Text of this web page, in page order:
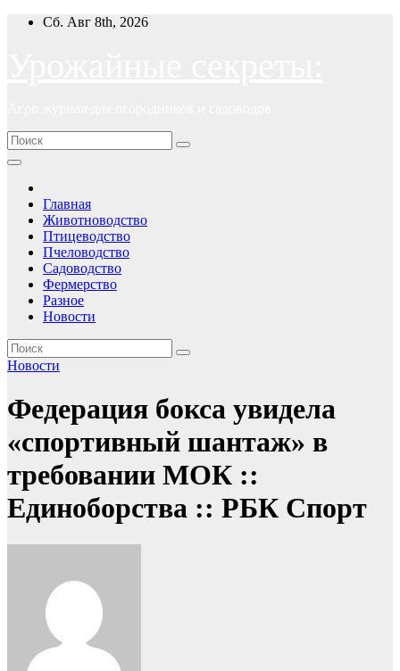
ПерейтиСб. Авг 8th, 2026
Главная
Животноводство
Птицеводство
Пчеловодство
Садоводство
Фермерство
Разное
Новости
Новости
Федерация бокса увидела
«спортивный шантаж» в
требовании МОК ::
Единоборства :: РБК Спорт